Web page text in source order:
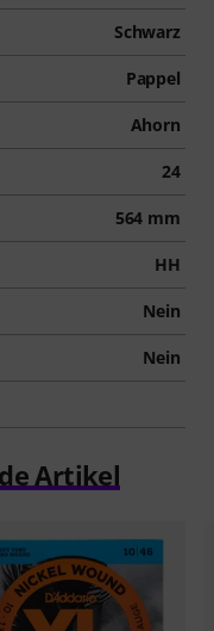
Schwarz
Pappel
Ahorn
24
564 mm
HH
Nein
Nein
Artikel